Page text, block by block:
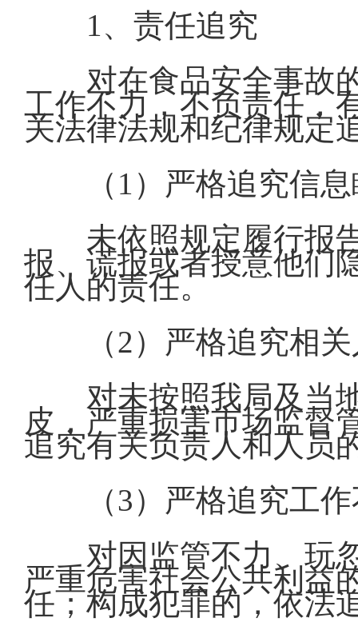
1、责任追究
对在食品安全事故
工作不力，不负责任，
关法律法规和纪律规定
（1）严格追究信
未依照规定履行报
报、谎报或者授意他们
任人的责任。
（2）严格追究相
对未按照我局及当
皮，严重损害市场监督
追究有关负责人和人员
（3）严格追究工
对因监管不力、玩
严重危害社会公共利益
任；构成犯罪的，依法